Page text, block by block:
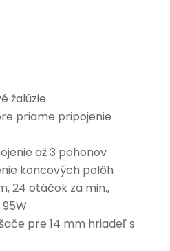
žalúzie
priame pripojenie
až 3 pohonov
koncových polôh
24 otáčok za min.,
pre 14 mm hriadeľ s